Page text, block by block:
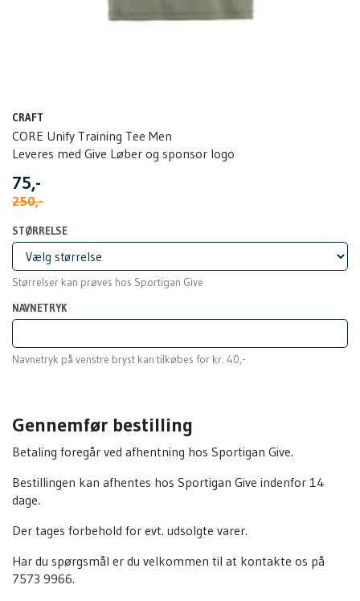
CRAFT
CORE Unify Training Tee Men
Leveres med Give Løber og sponsor logo
75,-
250,-
STØRRELSE
Størrelser kan prøves hos Sportigan Give
NAVNETRYK
Navnetryk på venstre bryst kan tilkøbes for kr. 40,-
Gennemfør bestilling
Betaling foregår ved afhentning hos Sportigan Give.
Bestillingen kan afhentes hos Sportigan Give indenfor 14
dage.
Der tages forbehold for evt. udsolgte varer.
Har du spørgsmål er du velkommen til at kontakte os på
7573 9966.